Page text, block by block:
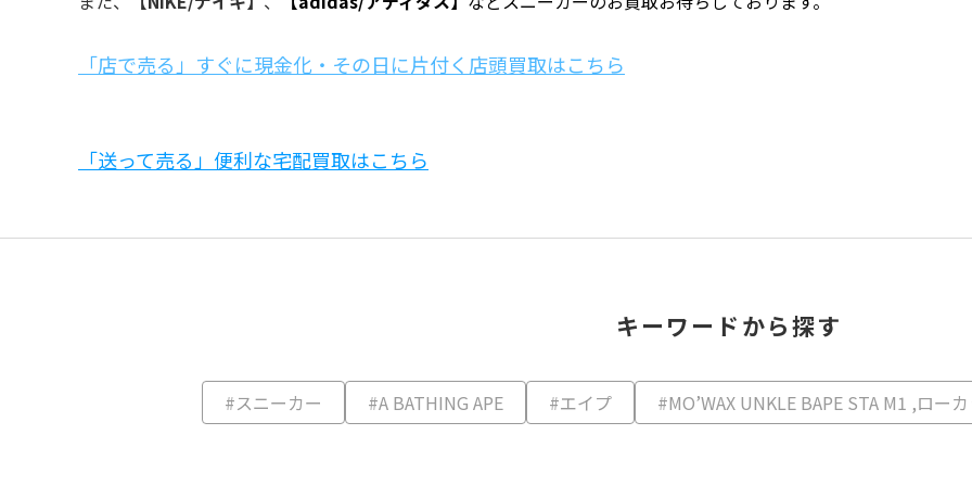
「店で売る」すぐに現金化・その日に片付く店頭買取はこちら
「送って売る」便利な宅配買取はこちら
キーワードから探す
#スニーカー #A BATHING APE #エイプ #MO’WAX UNKLE BAPE STA M1 ,ロー